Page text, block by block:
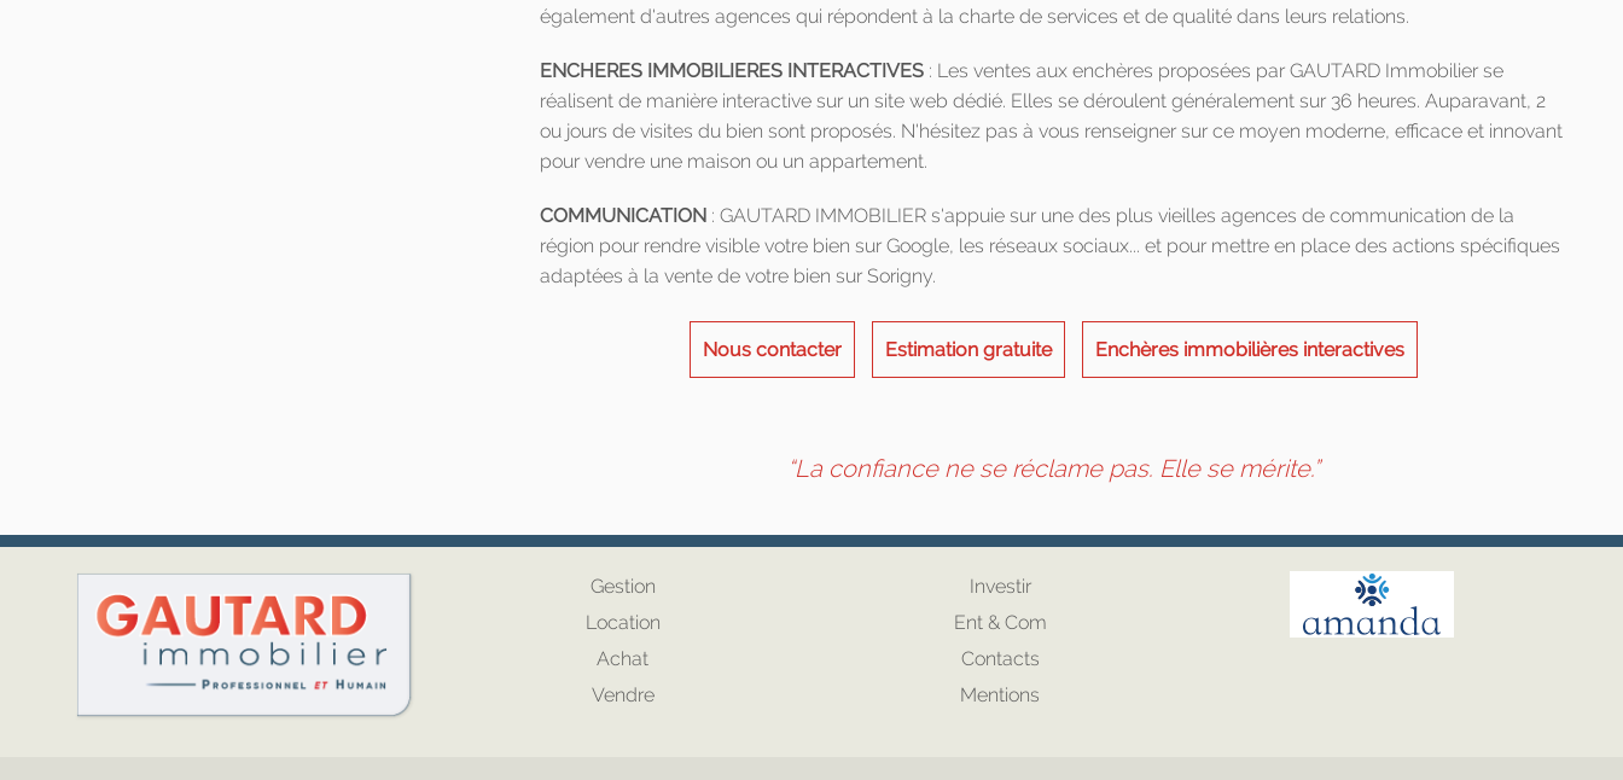
également d'autres agences qui répondent à la charte de services et de qualité dans leurs relations.
ENCHERES IMMOBILIERES INTERACTIVES : Les ventes aux enchères proposées par GAUTARD Immobilier se
réalisent de manière interactive sur un site web dédié. Elles se déroulent généralement sur 36 heures. Auparavant, 2
ou jours de visites du bien sont proposés. N'hésitez pas à vous renseigner sur ce moyen moderne, efficace et innovant
pour vendre une maison ou un appartement.
COMMUNICATION : GAUTARD IMMOBILIER s'appuie sur une des plus vieilles agences de communication de la
région pour rendre visible votre bien sur Google, les réseaux sociaux... et pour mettre en place des actions spécifiques
adaptées à la vente de votre bien sur Sorigny.
Nous contacter Estimation gratuite Enchères immobilières interactives
“La confiance ne se réclame pas. Elle se mérite.”
Gestion
Location
Achat
Vendre
Investir
Ent & Com
Contacts
Mentions